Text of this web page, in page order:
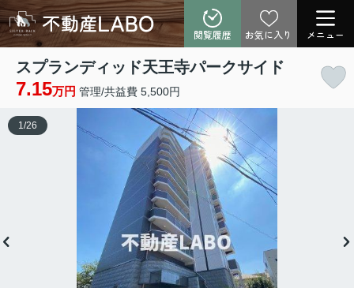
閲覧履歴 お気に入り メニュー
スプランディッド天王寺パークサイド
7.15万円 管理/共益費 5,500円
1 /26